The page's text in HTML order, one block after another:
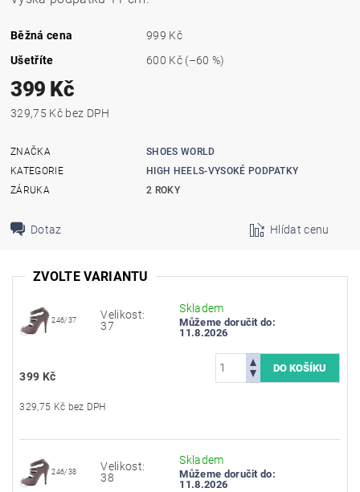
Běžná cena
999 Kč
Ušetříte
600 Kč (–60 %)
399 Kč
329,75 Kč bez DPH
ZNAČKA
SHOES WORLD
KATEGORIE
HIGH HEELS-VYSOKÉ PODPATKY
ZÁRUKA
2 ROKY
Dotaz Hlídat cenu
ZVOLTE VARIANTU
246/37
Velikost:
37
Skladem
Můžeme doručit do:
11.8.2026
399 Kč
329,75 Kč bez DPH
246/38
Velikost:
38
Skladem
Můžeme doručit do:
11.8.2026